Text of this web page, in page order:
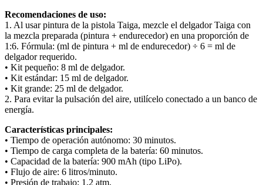
Recomendaciones de uso:
1. Al usar pintura de la pistola Taiga, mezcle el delgador Taiga con
la mezcla preparada (pintura + endurecedor) en una proporción de
1:6. Fórmula: (ml de pintura + ml de endurecedor) ÷ 6 = ml de
delgador requerido.
• Kit pequeño: 8 ml de delgador.
• Kit estándar: 15 ml de delgador.
• Kit grande: 25 ml de delgador.
2. Para evitar la pulsación del aire, utilícelo conectado a un banco de
energía.
Características principales:
• Tiempo de operación autónomo: 30 minutos.
• Tiempo de carga completa de la batería: 60 minutos.
• Capacidad de la batería: 900 mAh (tipo LiPo).
• Flujo de aire: 6 litros/minuto.
• Presión de trabajo: 1,2 atm.